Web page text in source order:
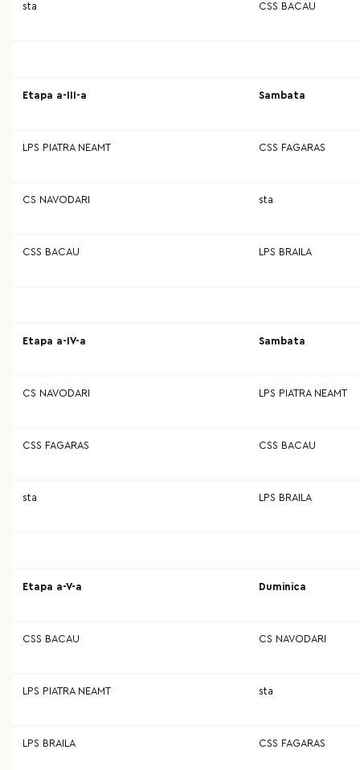
sta CSS BACAU
Etapa a-III-a Sambata
LPS PIATRA NEAMT CSS FAGARAS
CS NAVODARI sta
CSS BACAU LPS BRAILA
Etapa a-IV-a Sambata
CS NAVODARI LPS PIATRA NEAMT
CSS FAGARAS CSS BACAU
sta LPS BRAILA
Etapa a-V-a Duminica
CSS BACAU CS NAVODARI
LPS PIATRA NEAMT sta
LPS BRAILA CSS FAGARAS